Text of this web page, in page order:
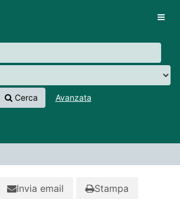
Cerca Avanzata
Invia email Stampa